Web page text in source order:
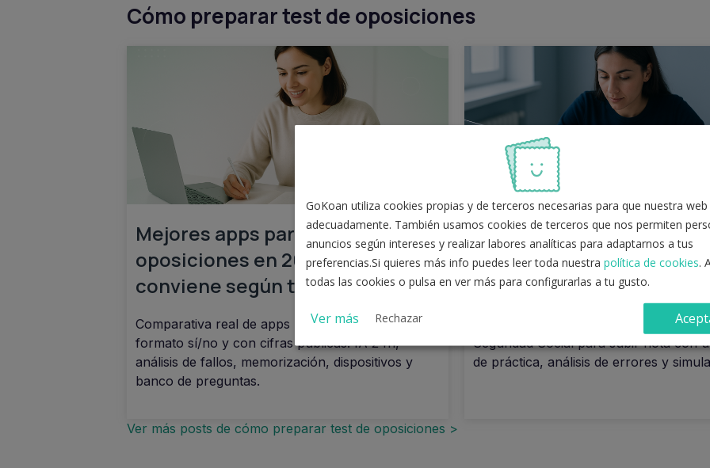
Cómo preparar test de oposiciones
Mejores apps para estudiar
oposiciones en 2026: cuál te
conviene según tu fase
Comparativa real de apps para oposiciones en
formato sí/no y con cifras públicas: IA 24h,
análisis de fallos, memorización, dispositivos y
banco de preguntas.
Test de Administrativo
Seguridad Social online:
practicar para subir nota
Cómo entrenar test online de
Seguridad Social para subir nota con
de práctica, análisis de errores y
Ver más posts de cómo preparar test de oposiciones >
GoKoan utiliza cookies propias y de terceros necesarias para que nuestra
adecuadamente. También usamos cookies de terceros que nos permiten
anuncios según intereses y realizar labores analíticas para adaptarnos a tus
preferencias.Si quieres más info puedes leer toda nuestra política de cookies.
todas las cookies o pulsa en ver más para configurarlas a tu gusto.
Ver más Rechazar